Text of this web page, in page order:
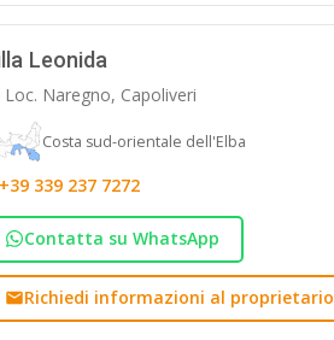
Leonida
Loc. Naregno, Capoliveri
Costa sud-orientale dell'Elba
+39 339 237 7272
Contatta su WhatsApp
Richiedi informazioni al proprietario